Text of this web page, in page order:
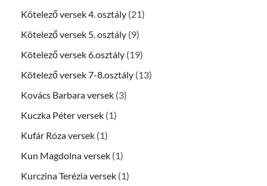
Kötelező versek 4. osztály (21)
Kötelező versek 5. osztály (9)
Kötelező versek 6.osztály (19)
Kötelező versek 7-8.osztály (13)
Kovács Barbara versek (3)
Kuczka Péter versek (1)
Kufár Róza versek (1)
Kun Magdolna versek (1)
Kurczina Terézia versek (1)